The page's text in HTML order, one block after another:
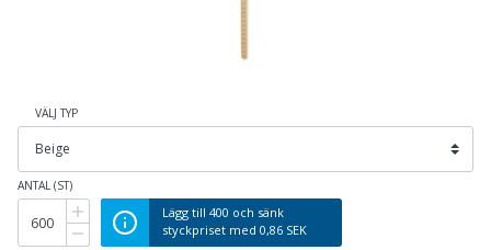
VÄLJ TYP
ANTAL (ST)
Lägg till 400 och sänk
styckpriset med 0,86 SEK